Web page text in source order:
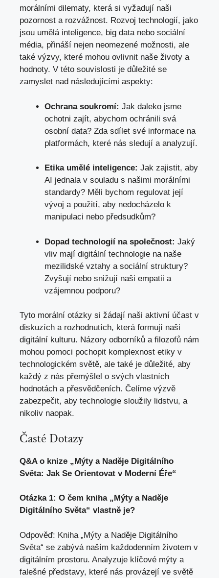
morálními dilematy, která si vyžadují naši
pozornost a rozvážnost. Rozvoj technologií, jako
jsou umělá inteligence, big data nebo sociální
média, přináší nejen neomezené možnosti, ale
také výzvy, které mohou ovlivnit naše životy a
hodnoty. V této souvislosti je důležité se
zamyslet nad následujícími aspekty:
Ochrana soukromí: Jak daleko jsme
ochotni zajít, abychom ochránili svá
osobní data? Zda sdílet své informace na
platformách, které nás sledují a analyzují.
Etika umělé inteligence: Jak zajistit, aby
AI jednala v souladu s našimi morálními
standardy? Měli bychom regulovat její
vývoj a použití, aby nedocházelo k
manipulaci nebo předsudkům?
Dopad technologií na společnost: Jaký
vliv mají digitální technologie na naše
mezilidské vztahy a sociální struktury?
Zvyšují nebo snižují naši empatii a
vzájemnou podporu?
Tyto morální otázky si žádají naši aktivní účast v
diskuzích a rozhodnutích, která formují naši
digitální kulturu. Názory odborníků a filozofů nám
mohou pomoci pochopit komplexnost etiky v
technologickém světě, ale také je důležité, aby
každý z nás přemýšlel o svých vlastních
hodnotách a přesvědčeních. Čelíme výzvě
zabezpečit, aby technologie sloužily lidstvu, a
nikoliv naopak.
Časté Dotazy
Q&A o knize „Mýty a Naděje Digitálního
Světa: Jak Se Orientovat v Moderní Éře“
Otázka 1: O čem kniha „Mýty a Naděje
Digitálního Světa“ vlastně je?
Odpověď: Kniha „Mýty a Naděje Digitálního
Světa“ se zabývá naším každodenním životem v
digitálním prostoru. Analyzuje klíčové mýty a
falešné představy, které nás provázejí ve světě